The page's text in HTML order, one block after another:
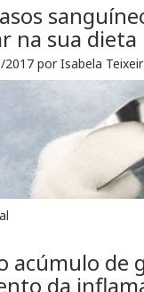
na sua dieta
2017 porIsabela
acúmulo de
da